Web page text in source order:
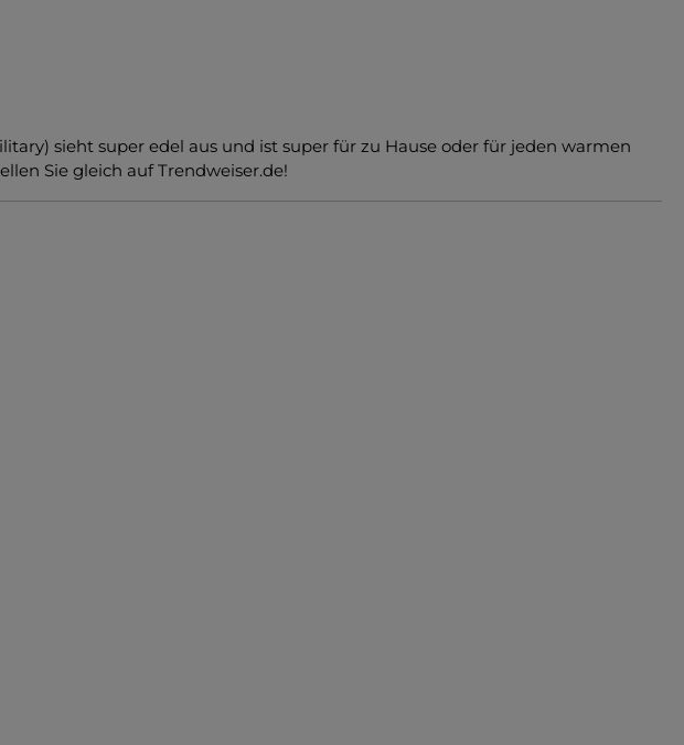
sieht super edel aus und ist super für zu Hause oder für jeden warmen
Sie gleich auf Trendweiser.de!